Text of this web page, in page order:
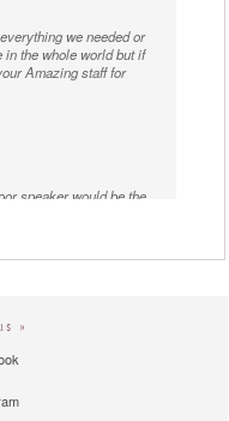
we needed or
the whole world but if
Amazing staff for
speaker would be the
definitely puts you in
kids enjoyed too.
»